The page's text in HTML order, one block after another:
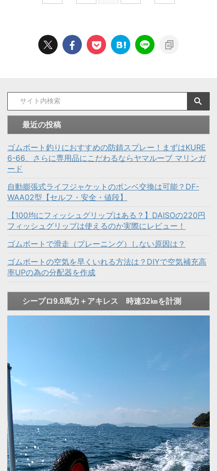
最近の投稿
ゴムボート釣りにおすすめの防錆スプレー！まずはKURE
6-66、さらに専用品にこだわるならヤマルーブ マリンガ
ード
自動膨張式ライフジャケットのボンベ交換は可能？DF-
WAA02型【セルフ・安全・値段】
【100均にフィッシュグリップはある？】DAISOの220円
フィッシュグリップは使えるのか実際にレビュー！
ゴムボートで滑走（プレーニング）しない原因は？
ゴムボートの空気を早くいれる方法は？DIYで空気補充高
率UPの為の分配器を作成
シープロ9.8馬力＋アキレス 時速32㎞を計測
ー
ヤ
ー